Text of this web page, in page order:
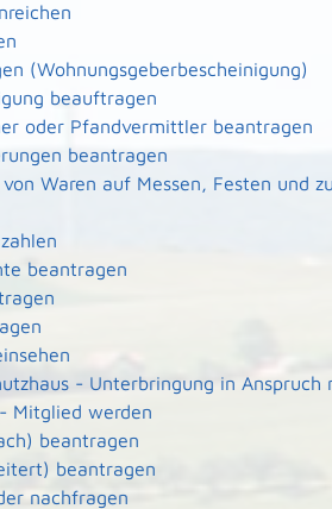
(Wohnungsgeberbescheinigung)
beauftragen
oder Pfandvermittler beantragen
beantragen
Waren auf Messen, Festen und
beantragen
- Unterbringung in Anspruch
Mitglied werden
beantragen
beantragen
nachfragen